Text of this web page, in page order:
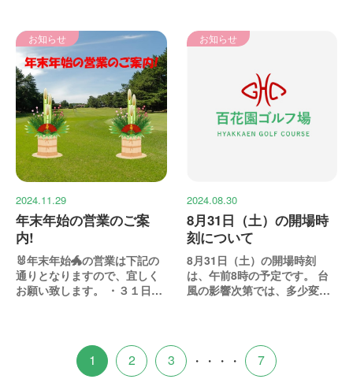
お知らせ
2024.11.29
年末年始の営業のご案
内!
🐰年末年始🐲の営業は下記の
通りとなりますので、宜しく
お願い致します。 ・３１日
お知らせ
2024.08.30
8月31日（土）の開場時
刻について
8月31日（土）の開場時刻
は、午前8時の予定です。 台
風の影響次第では、多少変更
1 2 3 ・・・・ 7